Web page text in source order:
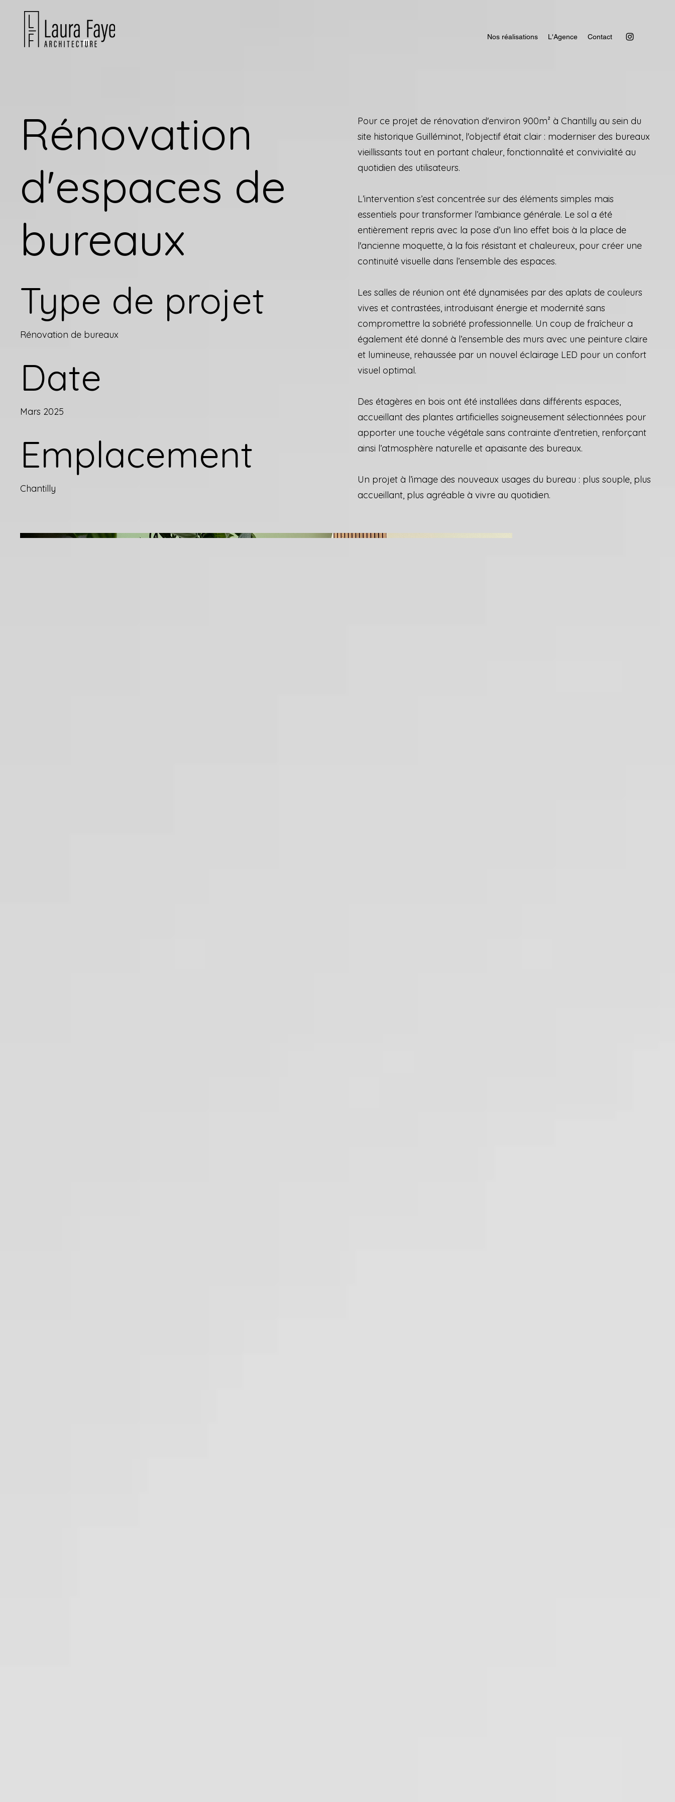
Nos réalisations L'Agence Contact
Rénovation
d'espaces de
bureaux
Type de projet
Rénovation de bureaux
Date
Mars 2025
Emplacement
Chantilly
Pour ce projet de rénovation d'environ 900m² à Chantilly au sein du
site historique Guilléminot, l'objectif était clair : moderniser des bureaux
vieillissants tout en portant chaleur, fonctionnalité et convivialité au
quotidien des utilisateurs.
L’intervention s’est concentrée sur des éléments simples mais
essentiels pour transformer l’ambiance générale. Le sol a été
entièrement repris avec la pose d’un lino effet bois à la place de
l'ancienne moquette, à la fois résistant et chaleureux, pour créer une
continuité visuelle dans l’ensemble des espaces.
Les salles de réunion ont été dynamisées par des aplats de couleurs
vives et contrastées, introduisant énergie et modernité sans
compromettre la sobriété professionnelle. Un coup de fraîcheur a
également été donné à l’ensemble des murs avec une peinture claire
et lumineuse, rehaussée par un nouvel éclairage LED pour un confort
visuel optimal.
Des étagères en bois ont été installées dans différents espaces,
accueillant des plantes artificielles soigneusement sélectionnées pour
apporter une touche végétale sans contrainte d’entretien, renforçant
ainsi l’atmosphère naturelle et apaisante des bureaux.
Un projet à l’image des nouveaux usages du bureau : plus souple, plus
accueillant, plus agréable à vivre au quotidien.